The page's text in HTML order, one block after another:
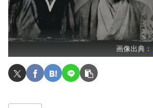
画像出典：